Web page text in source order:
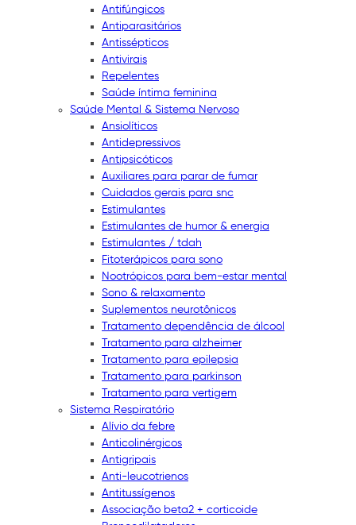
Antifúngicos
Antiparasitários
Antissépticos
Antivirais
Repelentes
Saúde íntima feminina
Saúde Mental & Sistema Nervoso
Ansiolíticos
Antidepressivos
Antipsicóticos
Auxiliares para parar de fumar
Cuidados gerais para snc
Estimulantes
Estimulantes de humor & energia
Estimulantes / tdah
Fitoterápicos para sono
Nootrópicos para bem-estar mental
Sono & relaxamento
Suplementos neurotônicos
Tratamento dependência de álcool
Tratamento para alzheimer
Tratamento para epilepsia
Tratamento para parkinson
Tratamento para vertigem
Sistema Respiratório
Alívio da febre
Anticolinérgicos
Antigripais
Anti-leucotrienos
Antitussígenos
Associação beta2 + corticoide